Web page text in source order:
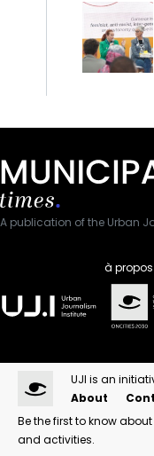
A publication of the Urban
à
UJI is an
About
Be the first to know
and activities.